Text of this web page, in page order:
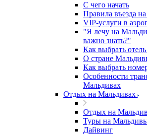
С чего начать
Правила въезда
VIP-услуги в
"Я лечу на
важно знать?"
Как выбрать
О стране
Как выбрать
Особенности
Мальдивах
Отдых на Мальдивах
Отдых на
Туры на
Дайвинг